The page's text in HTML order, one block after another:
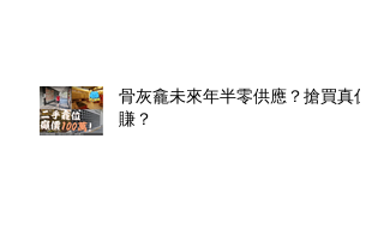
骨灰龕未來年半零供應？搶買真係
賺？